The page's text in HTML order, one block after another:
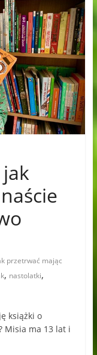
przetrwać mając
, nastolatki,
książki o
Misia ma 13 lat i